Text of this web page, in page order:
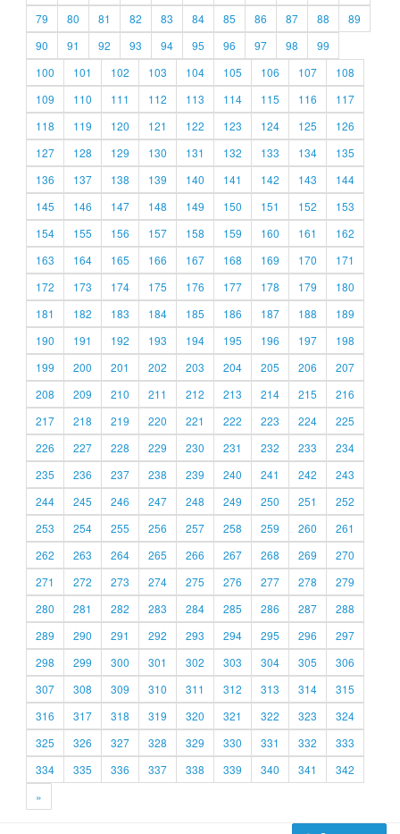
79
80 81 82 83 84 85 86 87 88
89
90
91 92 93 94 95 96 97 98
99
100
101 102 103 104 105 106 107
108
109
110 111 112 113 114 115 116
117
118
119 120 121 122 123 124 125
126
127
128 129 130 131 132 133 134
135
136
137 138 139 140 141 142 143
144
145
146 147 148 149 150 151 152
153
154
155 156 157 158 159 160 161
162
163
164 165 166 167 168 169 170
171
172
173 174 175 176 177 178 179
180
181
182 183 184 185 186 187 188
189
190
191 192 193 194 195 196 197
198
199
200 201 202 203 204 205 206
207
208
209 210 211 212 213 214 215
216
217
218 219 220 221 222 223 224
225
226
227 228 229 230 231 232 233
234
235
236 237 238 239 240 241 242
243
244
245 246 247 248 249 250 251
252
253
254 255 256 257 258 259 260
261
262
263 264 265 266 267 268 269
270
271
272 273 274 275 276 277 278
279
280
281 282 283 284 285 286 287
288
289
290 291 292 293 294 295 296
297
298
299 300 301 302 303 304 305
306
307
308 309 310 311 312 313 314
315
316
317 318 319 320 321 322 323
324
325
326 327 328 329 330 331 332
333
334
335 336 337 338 339 340 341
342
»